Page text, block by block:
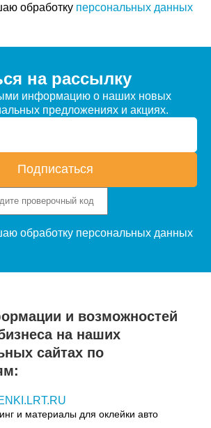
обработку персональных данных
на рассылку
информацию о наших новых
предложениях и акциях.
Подписаться
обработку персональных данных
и возможностей
на наших
сайтах по
и материалы для оклейки авто